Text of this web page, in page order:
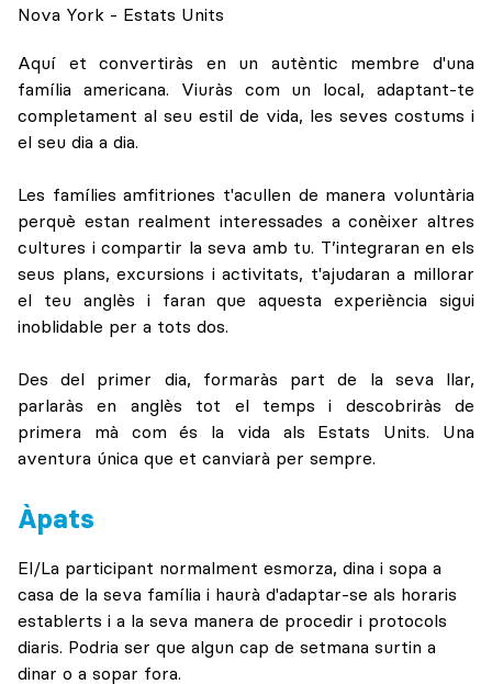
Nova York - Estats Units
Aquí et convertiràs en un autèntic membre d'una
família americana. Viuràs com un local, adaptant-te
completament al seu estil de vida, les seves costums i
el seu dia a dia.
Les famílies amfitriones t'acullen de manera voluntària
perquè estan realment interessades a conèixer altres
cultures i compartir la seva amb tu. T’integraran en els
seus plans, excursions i activitats, t'ajudaran a millorar
el teu anglès i faran que aquesta experiència sigui
inoblidable per a tots dos.
Des del primer dia, formaràs part de la seva llar,
parlaràs en anglès tot el temps i descobriràs de
primera mà com és la vida als Estats Units. Una
aventura única que et canviarà per sempre.
Àpats
El/La participant normalment esmorza, dina i sopa a
casa de la seva família i haurà d'adaptar-se als horaris
establerts i a la seva manera de procedir i protocols
diaris. Podria ser que algun cap de setmana surtin a
dinar o a sopar fora.